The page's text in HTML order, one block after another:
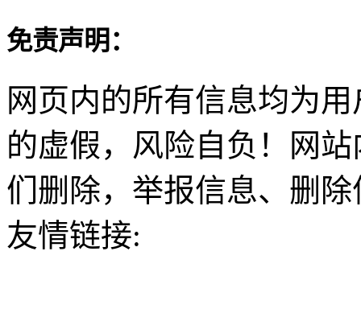
免责声明：
网页内的所有信息均为
的虚假，风险自负！网
们删除，举报信息、删
友情链接: